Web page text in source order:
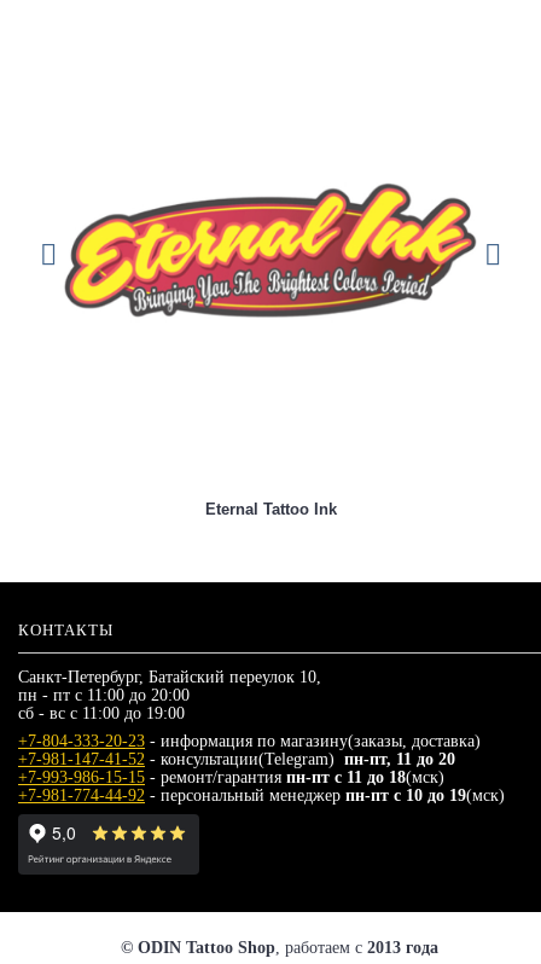
Eternal Tattoo Ink
КОНТАКТЫ
Санкт-Петербург, Батайский переулок 10,
пн - пт с 11:00 до 20:00
сб - вс с 11:00 до 19:00
+7-804-333-20-23 - информация по магазину(заказы, доставка)
+7-981-147-41-52 - консультации(Telegram) пн-пт, 11 до 20
+7-993-986-15-15 - ремонт/гарантия пн-пт с 11 до 18(мск)
+7-981-774-44-92 - персональный менеджер пн-пт с 10 до 19(мск)
© ODIN Tattoo Shop, работаем с 2013 года